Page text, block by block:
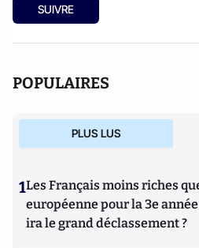
SUIVRE
POPULAIRES
PLUS LUS
1Les Français moins riches
européenne pour la 3e
ira le grand déclassement ?